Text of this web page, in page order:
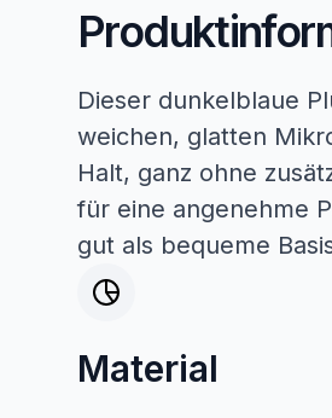
Dieser dunkelblaue
weichen, glatten
Halt, ganz ohne
für eine angenehme
gut als bequeme
Material